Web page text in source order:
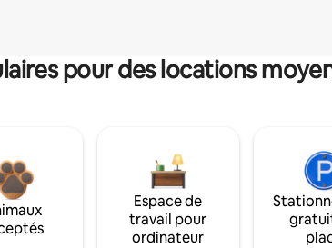
pour des locations
Espace de
travail pour
ordinateur